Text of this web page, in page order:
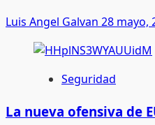
Luis Angel Galvan 28 mayo,
Seguridad
La nueva ofensiva de